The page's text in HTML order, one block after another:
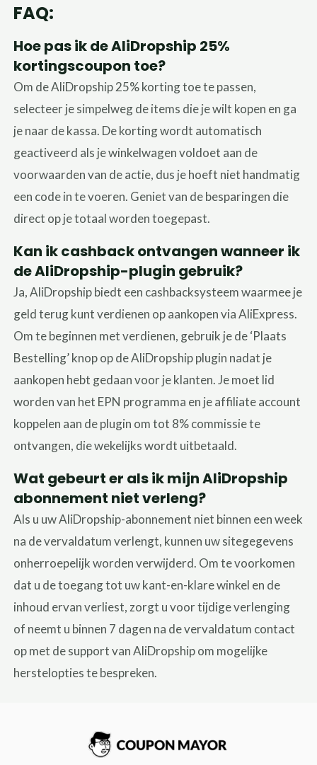
FAQ:
Hoe pas ik de AliDropship 25%
kortingscoupon toe?
Om de AliDropship 25% korting toe te passen,
selecteer je simpelweg de items die je wilt kopen en ga
je naar de kassa. De korting wordt automatisch
geactiveerd als je winkelwagen voldoet aan de
voorwaarden van de actie, dus je hoeft niet handmatig
een code in te voeren. Geniet van de besparingen die
direct op je totaal worden toegepast.
Kan ik cashback ontvangen wanneer ik
de AliDropship-plugin gebruik?
Ja, AliDropship biedt een cashbacksysteem waarmee je
geld terug kunt verdienen op aankopen via AliExpress.
Om te beginnen met verdienen, gebruik je de ‘Plaats
Bestelling’ knop op de AliDropship plugin nadat je
aankopen hebt gedaan voor je klanten. Je moet lid
worden van het EPN programma en je affiliate account
koppelen aan de plugin om tot 8% commissie te
ontvangen, die wekelijks wordt uitbetaald.
Wat gebeurt er als ik mijn AliDropship
abonnement niet verleng?
Als u uw AliDropship-abonnement niet binnen een week
na de vervaldatum verlengt, kunnen uw sitegegevens
onherroepelijk worden verwijderd. Om te voorkomen
dat u de toegang tot uw kant-en-klare winkel en de
inhoud ervan verliest, zorgt u voor tijdige verlenging
of neemt u binnen 7 dagen na de vervaldatum contact
op met de support van AliDropship om mogelijke
herstelopties te bespreken.